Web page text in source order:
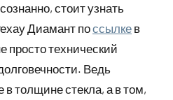
стоит узнать
Диамант поссылке в
просто технический
Ведь
в толщине стекла, а в том,